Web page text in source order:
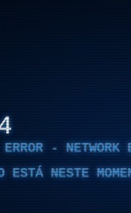
- NETWORK
ESTÁ NESTE